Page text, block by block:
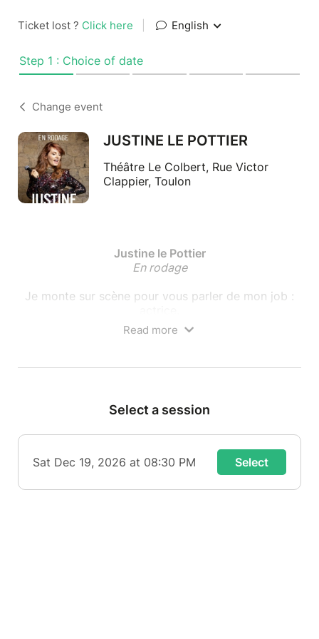
Ticket lost ? Click here English
Step 1 : Choice of date
Change event
JUSTINE LE POTTIER
Théâtre Le Colbert, Rue Victor
Clappier, Toulon
Justine le Pottier
En rodage
Je monte sur scène pour vous parler de mon job :
débuts sur YouTube, les amitiés, mon mec, mon
Ouverture des portes à 19h00
spectacle
Read more
Select a session
Sat Dec 19, 2026 at 08:30 PM Select